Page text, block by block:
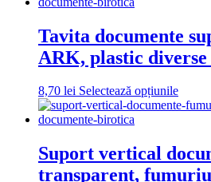
alese
Tavita documente
ARK, plastic
8,70 lei Selectează opțiunileAcest
produs
multe
Suport vertical
transparent, fumuriu